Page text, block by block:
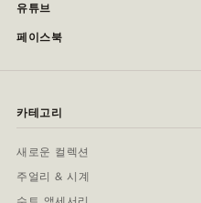
유튜브
페이스북
카테고리
새로운 컬렉션
주얼리 & 시계